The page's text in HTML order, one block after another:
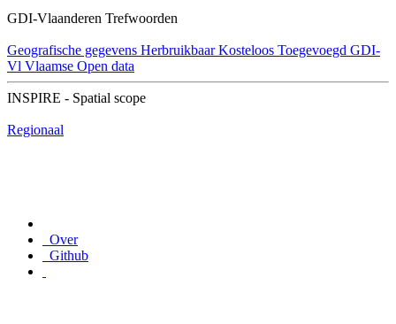
GDI-Vlaanderen Trefwoorden
Geografische gegevens Herbruikbaar Kosteloos Toegevoegd GDI-
Vl Vlaamse Open data
INSPIRE - Spatial scope
Regionaal
Over
Github